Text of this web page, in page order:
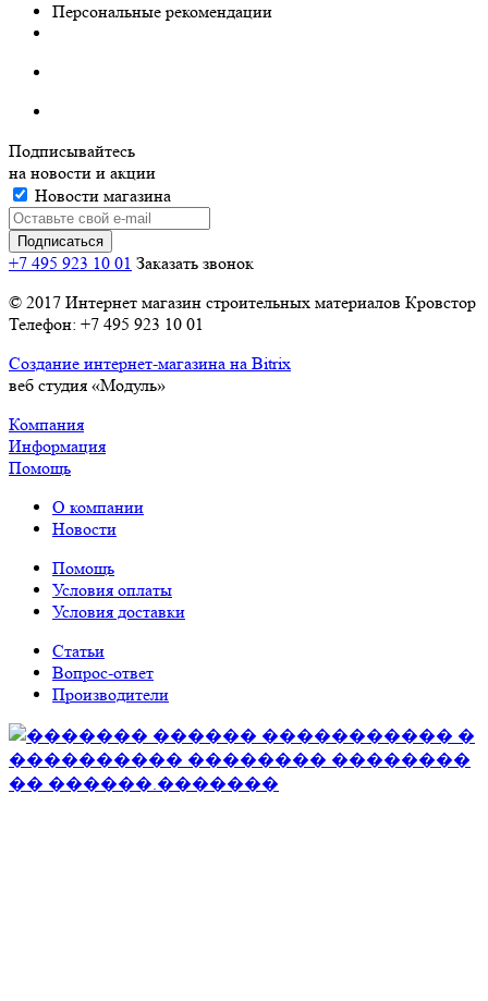
Персональные рекомендации
Подписывайтесь
на новости и акции
Новости магазина
+7 495 923 10 01 Заказать звонок
© 2017 Интернет магазин строительных материалов Кровстор
Телефон: +7 495 923 10 01
Создание интернет-магазина на Bitrix
веб студия «Модуль»
Компания
Информация
Помощь
О компании
Новости
Помощь
Условия оплаты
Условия доставки
Статьи
Вопрос-ответ
Производители